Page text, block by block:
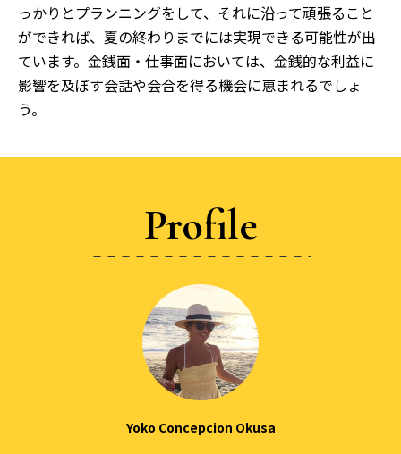
っかりとプランニングをして、それに沿って頑張ること
ができれば、夏の終わりまでには実現できる可能性が出
ています。金銭面・仕事面においては、金銭的な利益に
影響を及ぼす会話や会合を得る機会に恵まれるでしょ
う。
Profile
Yoko Concepcion Okusa